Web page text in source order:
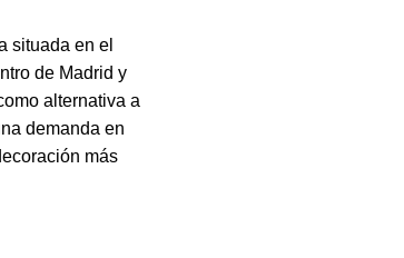
situada en el
de Madrid y
alternativa a
demanda en
más